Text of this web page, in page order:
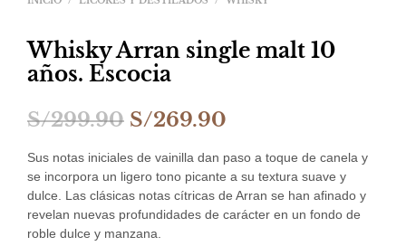
Whisky Arran single malt 10
años. Escocia
S/299.90 El
precio
original
era:
S/299.90.
S/269.90
precio
actual
es:
Sus notas iniciales de vainilla dan paso a toque de canela y
se incorpora un ligero tono picante a su textura suave y
dulce. Las clásicas notas cítricas de Arran se han afinado y
revelan nuevas profundidades de carácter en un fondo de
roble dulce y manzana.